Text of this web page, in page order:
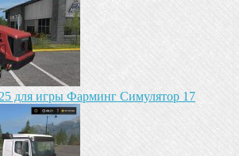
для игры Фарминг Симулятор 17